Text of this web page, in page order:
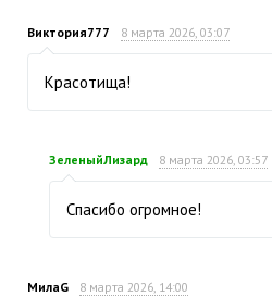
Виктория777 8 марта 2026, 03:07
Красотища!
ЗеленыйЛизард 8 марта 2026, 03:57
Спасибо огромное!
МилаG 8 марта 2026, 14:00